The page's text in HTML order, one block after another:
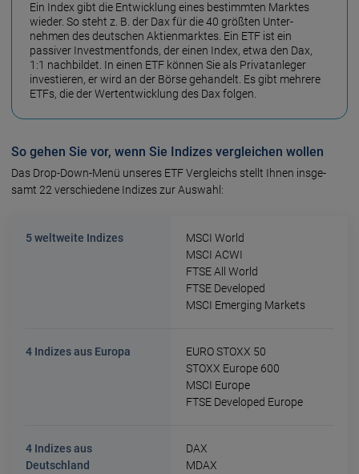
Ein Index gibt die Entwicklung eines bestimmten Marktes
wieder. So steht z. B. der Dax für die 40 größten Unter­
nehmen des deutschen Aktien­marktes. Ein ETF ist ein
passiver Investment­fonds, der einen Index, etwa den Dax,
1:1 nach­bildet. In einen ETF können Sie als Privat­anleger
inves­tieren, er wird an der Börse gehandelt. Es gibt mehrere
ETFs, die der Wert­ent­wicklung des Dax folgen.
So gehen Sie vor, wenn Sie Indizes vergleichen wollen
Das Drop-Down-Menü unseres ETF Ver­gleichs stellt Ihnen insge­
samt 22 ver­schie­dene Indizes zur Auswahl:
5 weltweite Indizes
MSCI World
MSCI ACWI
FTSE All World
FTSE Developed
MSCI Emerging Markets
4 Indizes aus Europa
EURO STOXX 50
STOXX Europe 600
MSCI Europe
FTSE Developed Europe
4 Indizes aus
Deutschland
DAX
MDAX